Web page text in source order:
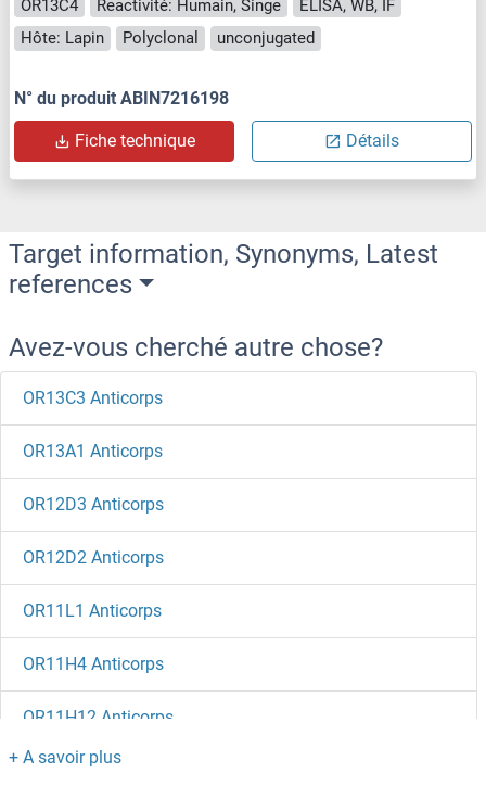
OR13C4 Reactivité: Humain, Singe
ELISA, WB, IF
Hôte: Lapin
Polyclonal unconjugated
N° du produit ABIN7216198
Fiche technique Détails
Target information, Synonyms, Latest
references
Avez-vous cherché autre chose?
OR13C3 Anticorps
OR13A1 Anticorps
OR12D3 Anticorps
OR12D2 Anticorps
OR11L1 Anticorps
OR11H4 Anticorps
OR11H12 Anticorps
OR11H1 Anticorps